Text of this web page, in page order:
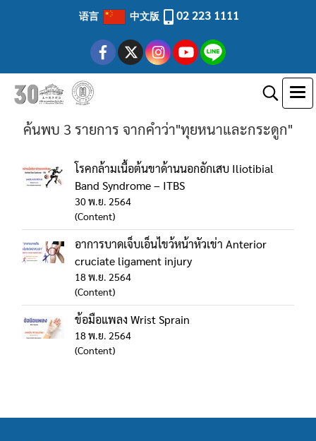
语言 中文版 02 223 1111
ค้นพบ 3 รายการ จากคำว่า"ทุยหนาและกระดูก"
โรคกล้ามเนื้อต้นขาด้านนอกอักเสบ Iliotibial
Band Syndrome – ITBS
30 พ.ย. 2564
(Content)
อาการบาดเจ็บเอ็นไขว้หน้าหัวเข่า Anterior
cruciate ligament injury
18 พ.ย. 2564
(Content)
ข้อมือแพลง Wrist Sprain
18 พ.ย. 2564
(Content)